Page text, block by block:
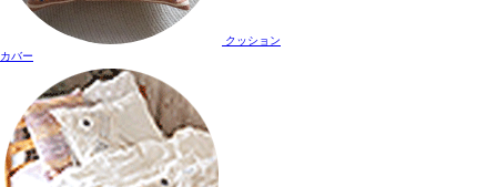
クッション
カバー